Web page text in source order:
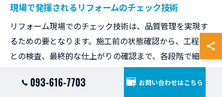
現場で発揮されるリフォームのチェック技術
リフォーム現場でのチェック技術は、品質管理を実現す
るための要となります。施工前の状態確認から、工程ご
との検査、最終的な仕上がりの確認まで、各段階で細か
なチェックが求められます。特に下地や配管・配線な
ど、完成後に見えなくなる部分の検査は慎重に行う必要
093-616-7703 お問い合わせはこちら